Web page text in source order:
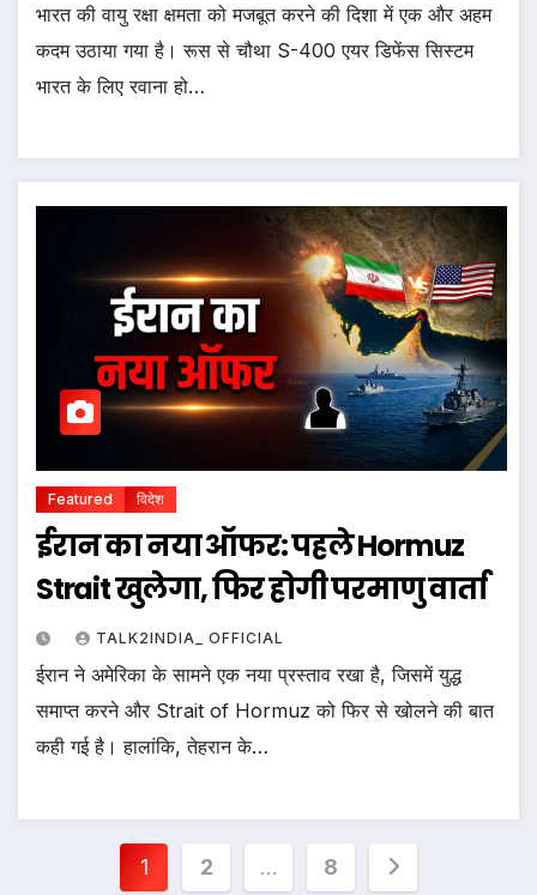
भारत की वायु रक्षा क्षमता को मजबूत करने की दिशा में एक और अहम
कदम उठाया गया है। रूस से चौथा S-400 एयर डिफेंस सिस्टम
भारत के लिए रवाना हो…
Featured विदेश
ईरान का नया ऑफर: पहले Hormuz
Strait खुलेगा, फिर होगी परमाणु वार्ता
TALK2INDIA_ OFFICIAL
ईरान ने अमेरिका के सामने एक नया प्रस्ताव रखा है, जिसमें युद्ध
समाप्त करने और Strait of Hormuz को फिर से खोलने की बात
कही गई है। हालांकि, तेहरान के…
Posts
1 2 … 8